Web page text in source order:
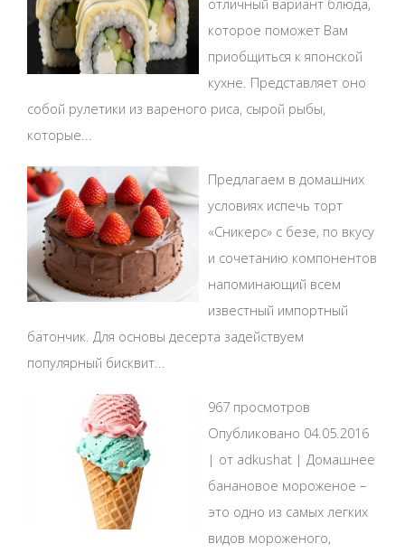
которое поможет Вам
приобщиться к японской
кухне. Представляет оно
собой рулетики из вареного риса, сырой рыбы,
которые...
Предлагаем в домашних
условиях испечь торт
«Сникерс» с безе, по вкусу
и сочетанию компонентов
напоминающий всем
известный импортный
батончик. Для основы десерта задействуем
популярный бисквит...
967 просмотров
Опубликовано 04.05.2016
| от adkushat | Домашнее
банановое мороженое –
это одно из самых легких
видов мороженого,